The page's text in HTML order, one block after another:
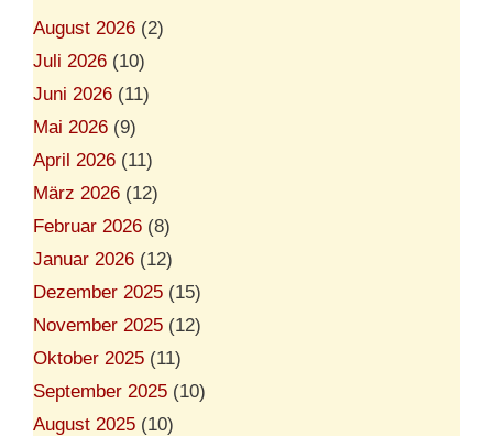
August 2026 (2)
Juli 2026 (10)
Juni 2026 (11)
Mai 2026 (9)
April 2026 (11)
März 2026 (12)
Februar 2026 (8)
Januar 2026 (12)
Dezember 2025 (15)
November 2025 (12)
Oktober 2025 (11)
September 2025 (10)
August 2025 (10)